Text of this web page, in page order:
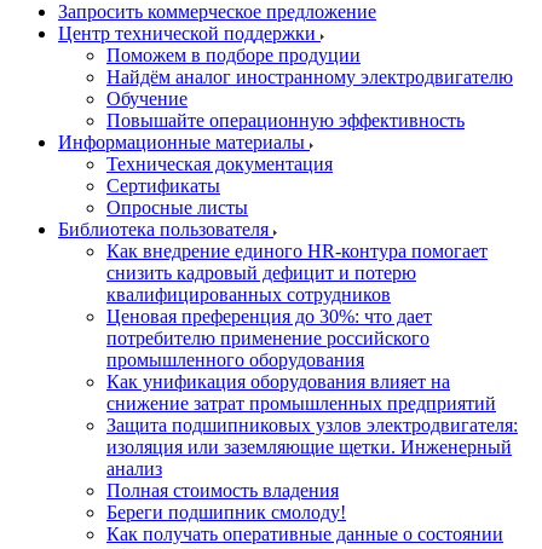
Запросить коммерческое предложение
Центр технической поддержки
Поможем в подборе продуции
Найдём аналог иностранному электродвигателю
Обучение
Повышайте операционную эффективность
Информационные материалы
Техническая документация
Сертификаты
Опросные листы
Библиотека пользователя
Как внедрение единого HR-контура помогает
снизить кадровый дефицит и потерю
квалифицированных сотрудников
Ценовая преференция до 30%: что дает
потребителю применение российского
промышленного оборудования
Как унификация оборудования влияет на
снижение затрат промышленных предприятий
Защита подшипниковых узлов электродвигателя:
изоляция или заземляющие щетки. Инженерный
анализ
Полная стоимость владения
Береги подшипник смолоду!
Как получать оперативные данные о состоянии